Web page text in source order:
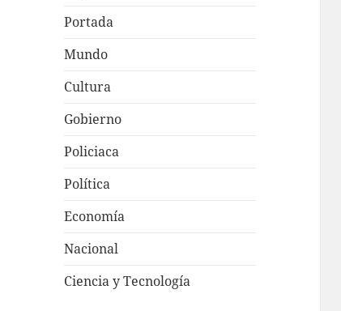
Portada
Mundo
Cultura
Gobierno
Policiaca
Política
Economía
Nacional
Ciencia y Tecnología